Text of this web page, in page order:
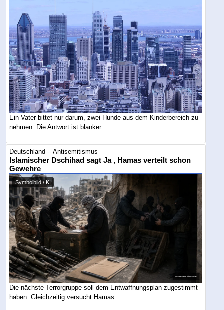
Ein Vater bittet nur darum, zwei Hunde aus dem Kinderbereich zu
nehmen. Die Antwort ist blanker ...
Deutschland -- Antisemitismus
Islamischer Dschihad sagt Ja , Hamas verteilt schon
Gewehre
Symbolbild / KI
Die nächste Terrorgruppe soll dem Entwaffnungsplan zugestimmt
haben. Gleichzeitig versucht Hamas ...